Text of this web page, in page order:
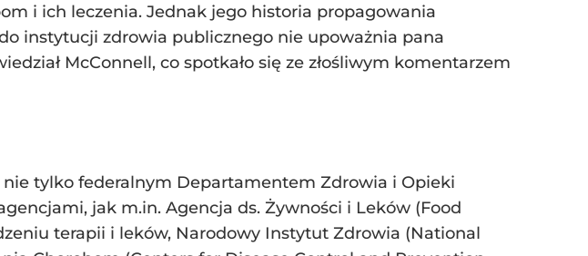
i ich leczenia. Jednak jego historia propagowania
instytucji zdrowia publicznego nie upoważnia pana
McConnell, co spotkało się ze złośliwym komentarzem
nie tylko federalnym Departamentem Zdrowia i Opieki
jak m.in. Agencja ds. Żywności i Leków (Food
terapii i leków, Narodowy Instytut Zdrowia (National